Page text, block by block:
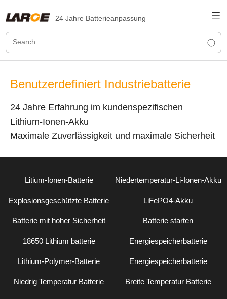
24 Jahre Batterieanpassung
Benutzerdefiniert Industriebatterie
24 Jahre Erfahrung im kundenspezifischen
Lithium-Ionen-Akku
Maximale Zuverlässigkeit und maximale Sicherheit
Litium-Ionen-Batterie Niedertemperatur-Li-Ionen-Akku
Explosionsgeschützte Batterie LiFePO4-Akku
Batterie mit hoher Sicherheit Batterie starten
18650 Lithium batterie Energiespeicherbatterie
Lithium-Polymer-Batterie Energiespeicherbatterie
Niedrig Temperatur Batterie Breite Temperatur Batterie